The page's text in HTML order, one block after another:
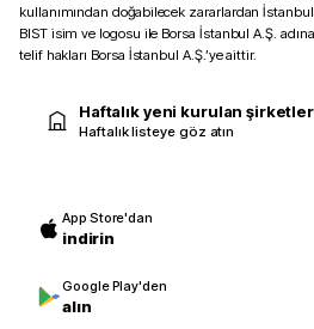
kullanımından doğabilecek zararlardan
BIST isim ve logosu ile Borsa İstanbul A.Ş.
telif hakları Borsa İstanbul A.Ş.’ye aittir.
Haftalık yeni kurulan şirketler
Haftalık listeye göz atın
App Store'dan
indirin
Google Play'den
alın